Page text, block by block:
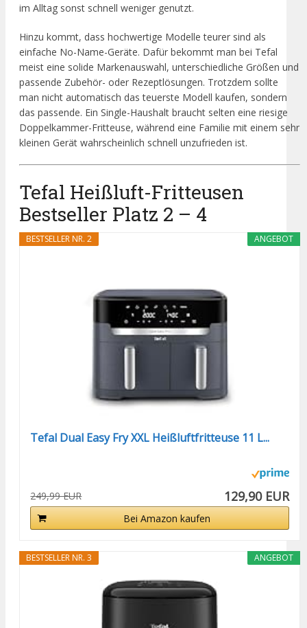
im Alltag sonst schnell weniger genutzt.
Hinzu kommt, dass hochwertige Modelle teurer sind als
einfache No-Name-Geräte. Dafür bekommt man bei Tefal
meist eine solide Markenauswahl, unterschiedliche Größen und
passende Zubehör- oder Rezeptlösungen. Trotzdem sollte
man nicht automatisch das teuerste Modell kaufen, sondern
das passende. Ein Single-Haushalt braucht selten eine riesige
Doppelkammer-Fritteuse, während eine Familie mit einem sehr
kleinen Gerät wahrscheinlich schnell unzufrieden ist.
Tefal Heißluft-Fritteusen
Bestseller Platz 2 – 4
ANGEBOT
BESTSELLER NR. 2
Tefal Dual Easy Fry XXL Heißluftfritteuse 11 L...
249,99 EUR 129,90 EUR
Bei Amazon kaufen
ANGEBOT
BESTSELLER NR. 3